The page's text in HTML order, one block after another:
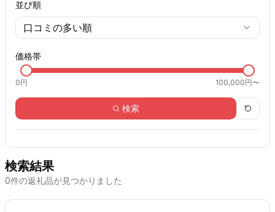
並び順
口コミの多い順
価格帯
0円 100,000円〜
検索
検索結果
0件の返礼品が見つかりました